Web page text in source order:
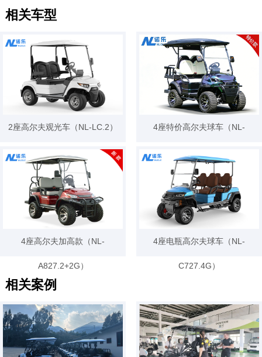
相关车型
2座高尔夫观光车（NL-LC.2） 4座特价高尔夫球车（NL-
4座高尔夫加高款（NL-
A827.2+2G）
4座电瓶高尔夫球车（NL-
C727.4G）
相关案例